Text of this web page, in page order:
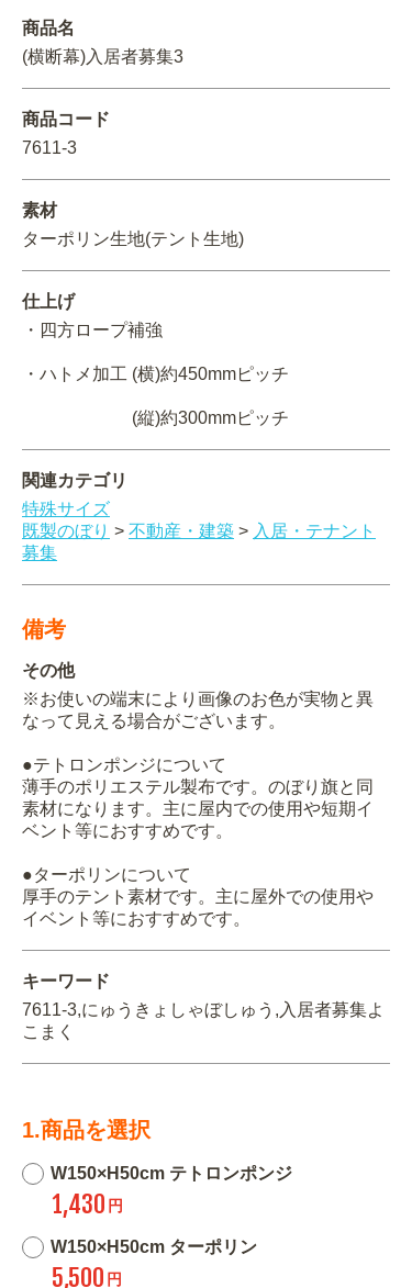
ORIGINAL ORDER
商品名
(横断幕)入居者募集3
商品コード
7611-3
素材
ターポリン生地(テント生地)
仕上げ
・四方ロープ補強
・ハトメ加工 (横)約450mmピッチ
(縦)約300mmピッチ
関連カテゴリ
特殊サイズ
既製のぼり > 不動産・建築 > 入居・テナント
募集
備考
その他
※お使いの端末により画像のお色が実物と異
なって見える場合がございます。
●テトロンポンジについて
薄手のポリエステル製布です。のぼり旗と同
素材になります。主に屋内での使用や短期イ
ベント等におすすめです。
●ターポリンについて
厚手のテント素材です。主に屋外での使用や
イベント等におすすめです。
キーワード
7611-3,にゅうきょしゃぼしゅう,入居者募集よ
こまく
1.商品を選択
W150×H50cm テトロンポンジ
1,430 円
W150×H50cm ターポリン
5,500 円